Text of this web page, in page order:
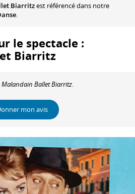
Biarritzest référencé dans notre
.
le spectacle :
Biarritz
Malandain Ballet Biarritz.
mon avis